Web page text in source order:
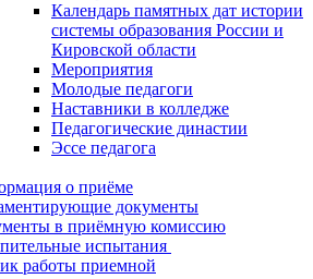
Календарь памятных дат истории
системы образования России и
Кировской области
Мероприятия
Молодые педагоги
Наставники в колледже
Педагогические династии
Эссе педагога
о приёме
документы
в приёмную комиссию
испытания
работы приемной